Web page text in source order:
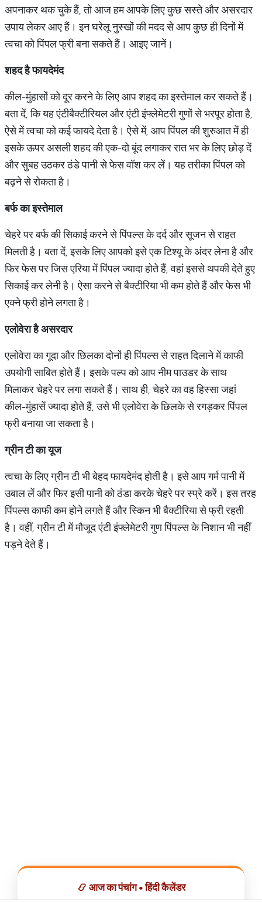
अपनाकर थक चुके हैं, तो आज हम आपके लिए कुछ सस्ते और असरदार
उपाय लेकर आए हैं। इन घरेलू नुस्खों की मदद से आप कुछ ही दिनों में
त्वचा को पिंपल फ्री बना सकते हैं। आइए जानें।
शहद है फायदेमंद
कील-मुंहासों को दूर करने के लिए आप शहद का इस्तेमाल कर सकते हैं।
बता दें, कि यह एंटीबैक्टीरियल और एंटी इंफ्लेमेटरी गुणों से भरपूर होता है,
ऐसे में त्वचा को कई फायदे देता है। ऐसे में, आप पिंपल की शुरुआत में ही
इसके ऊपर असली शहद की एक-दो बूंद लगाकर रात भर के लिए छोड़ दें
और सुबह उठकर ठंडे पानी से फेस वॉश कर लें। यह तरीका पिंपल को
बढ़ने से रोकता है।
बर्फ का इस्तेमाल
चेहरे पर बर्फ की सिकाई करने से पिंपल्स के दर्द और सूजन से राहत
मिलती है। बता दें, इसके लिए आपको इसे एक टिश्यू के अंदर लेना है और
फिर फेस पर जिस एरिया में पिंपल ज्यादा होते हैं, वहां इससे थपकी देते हुए
सिकाई कर लेनी है। ऐसा करने से बैक्टीरिया भी कम होते हैं और फेस भी
एक्ने फ्री होने लगता है।
एलोवेरा है असरदार
एलोवेरा का गूदा और छिलका दोनों ही पिंपल्स से राहत दिलाने में काफी
उपयोगी साबित होते हैं। इसके पल्प को आप नीम पाउडर के साथ
मिलाकर चेहरे पर लगा सकते हैं। साथ ही, चेहरे का वह हिस्सा जहां
कील-मुंहासें ज्यादा होते हैं, उसे भी एलोवेरा के छिलके से रगड़कर पिंपल
फ्री बनाया जा सकता है।
ग्रीन टी का यूज
त्वचा के लिए ग्रीन टी भी बेहद फायदेमंद होती है। इसे आप गर्म पानी में
उबाल लें और फिर इसी पानी को ठंडा करके चेहरे पर स्प्रे करें। इस तरह
पिंपल्स काफी कम होने लगते हैं और स्किन भी बैक्टीरिया से फ्री रहती
है। वहीं, ग्रीन टी में मौजूद एंटी इंफ्लेमेटरी गुण पिंपल्स के निशान भी नहीं
पड़ने देते हैं।
📿 आज का पंचांग • हिंदी कैलेंडर